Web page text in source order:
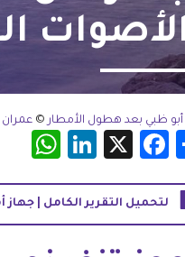
الكويت
لبنان
ليبيا
موريتانيا
المغرب
أبو ظبي بعد هطول الأمطار ©
Share
Facebook
X
لتحميل التقرير الكامل | جهاز